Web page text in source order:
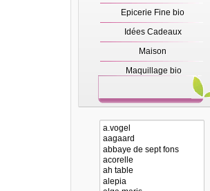
Epicerie Fine bio
Idées Cadeaux
Maison
Maquillage bio